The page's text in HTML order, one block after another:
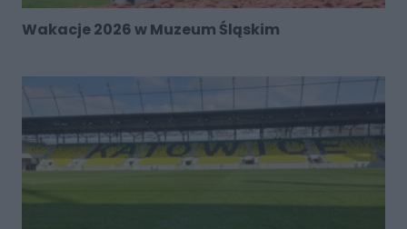
Wakacje 2026 w Muzeum Śląskim